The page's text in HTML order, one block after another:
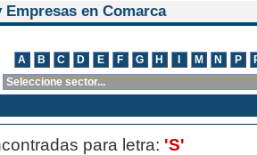
Empresas en Comarca
para letra: 'S'